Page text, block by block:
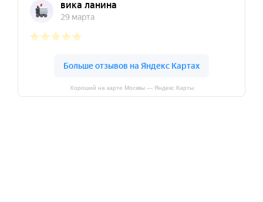
Хороший на карте Москвы — Яндекс Карты